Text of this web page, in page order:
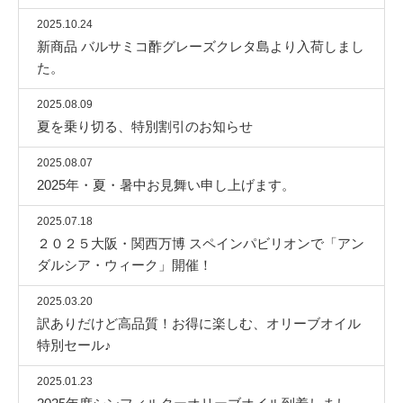
2025.10.24
新商品 バルサミコ酢グレーズクレタ島より入荷しまし
た。
2025.08.09
夏を乗り切る、特別割引のお知らせ
2025.08.07
2025年・夏・暑中お見舞い申し上げます。
2025.07.18
２０２５大阪・関西万博 スペインパビリオンで「アン
ダルシア・ウィーク」開催！
2025.03.20
訳ありだけど高品質！お得に楽しむ、オリーブオイル
特別セール♪
2025.01.23